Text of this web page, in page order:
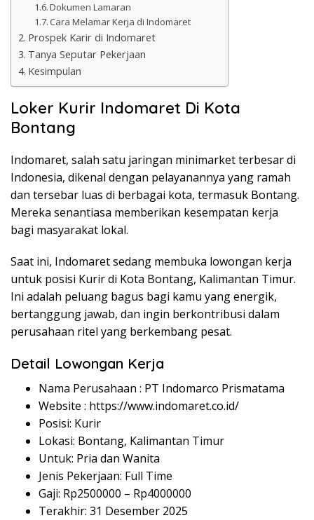
Dokumen Lamaran
Cara Melamar Kerja di Indomaret
Prospek Karir di Indomaret
Tanya Seputar Pekerjaan
Kesimpulan
Loker Kurir Indomaret Di Kota
Bontang
Indomaret, salah satu jaringan minimarket terbesar di
Indonesia, dikenal dengan pelayanannya yang ramah
dan tersebar luas di berbagai kota, termasuk Bontang.
Mereka senantiasa memberikan kesempatan kerja
bagi masyarakat lokal.
Saat ini, Indomaret sedang membuka lowongan kerja
untuk posisi Kurir di Kota Bontang, Kalimantan Timur.
Ini adalah peluang bagus bagi kamu yang energik,
bertanggung jawab, dan ingin berkontribusi dalam
perusahaan ritel yang berkembang pesat.
Detail Lowongan Kerja
Nama Perusahaan : PT Indomarco Prismatama
Website : https://www.indomaret.co.id/
Posisi: Kurir
Lokasi: Bontang, Kalimantan Timur
Untuk: Pria dan Wanita
Jenis Pekerjaan: Full Time
Gaji: Rp2500000 – Rp4000000
Terakhir: 31 Desember 2025